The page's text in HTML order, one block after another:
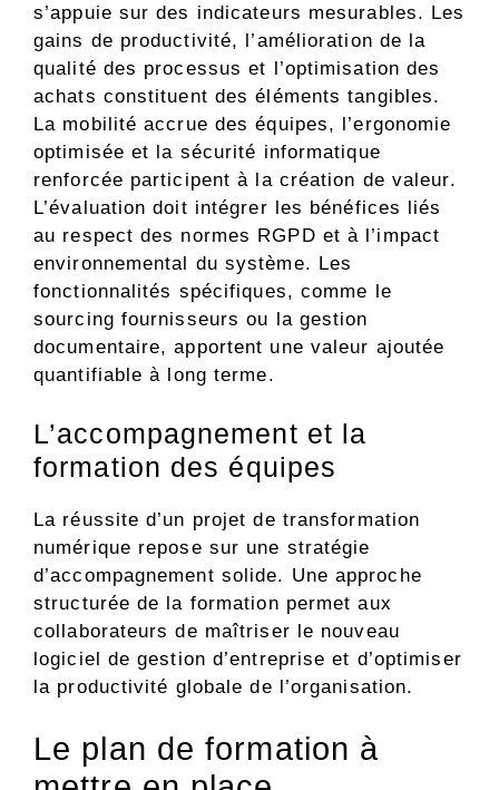
s’appuie sur des indicateurs mesurables. Les
gains de productivité, l’amélioration de la
qualité des processus et l’optimisation des
achats constituent des éléments tangibles.
La mobilité accrue des équipes, l’ergonomie
optimisée et la sécurité informatique
renforcée participent à la création de valeur.
L’évaluation doit intégrer les bénéfices liés
au respect des normes RGPD et à l’impact
environnemental du système. Les
fonctionnalités spécifiques, comme le
sourcing fournisseurs ou la gestion
documentaire, apportent une valeur ajoutée
quantifiable à long terme.
L’accompagnement et la
formation des équipes
La réussite d’un projet de transformation
numérique repose sur une stratégie
d’accompagnement solide. Une approche
structurée de la formation permet aux
collaborateurs de maîtriser le nouveau
logiciel de gestion d’entreprise et d’optimiser
la productivité globale de l’organisation.
Le plan de formation à